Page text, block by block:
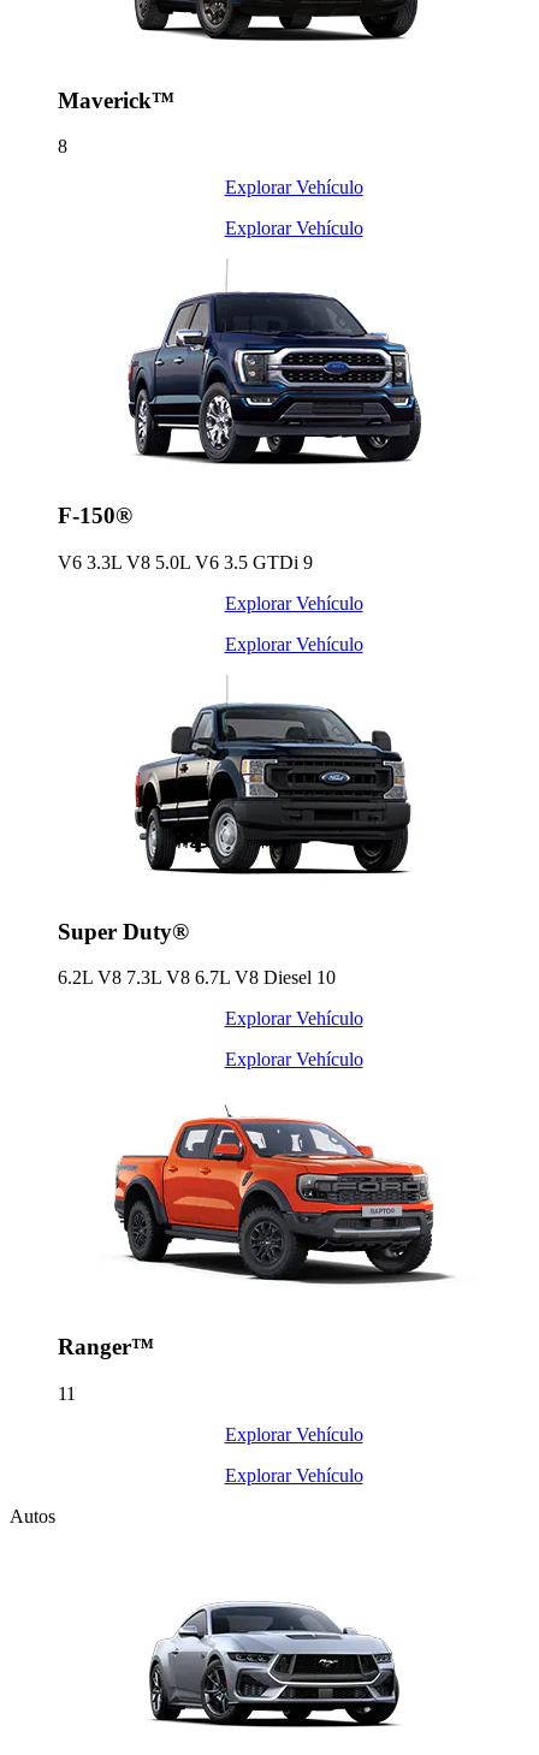
Maverick™
8
Explorar Vehículo
Explorar Vehículo
F-150®
V6 3.3L V8 5.0L V6 3.5 GTDi 9
Explorar Vehículo
Explorar Vehículo
Super Duty®
6.2L V8 7.3L V8 6.7L V8 Diesel 10
Explorar Vehículo
Explorar Vehículo
Ranger™
11
Explorar Vehículo
Explorar Vehículo
Autos